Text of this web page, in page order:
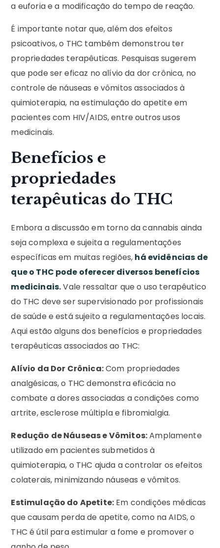
a euforia e a modificação do tempo de reação.
É importante notar que, além dos efeitos
psicoativos, o THC também demonstrou ter
propriedades terapêuticas. Pesquisas sugerem
que pode ser eficaz no alívio da dor crônica, no
controle de náuseas e vômitos associados à
quimioterapia, na estimulação do apetite em
pacientes com HIV/AIDS, entre outros usos
medicinais.
Benefícios e
propriedades
terapêuticas do THC
Embora a discussão em torno da cannabis ainda
seja complexa e sujeita a regulamentações
específicas em muitas regiões, há evidências de
que o THC pode oferecer diversos benefícios
medicinais.Vale ressaltar que o uso terapêutico
do THC deve ser supervisionado por profissionais
de saúde e está sujeito a regulamentações locais.
Aqui estão alguns dos benefícios e propriedades
terapêuticas associados ao THC:
Alívio da Dor Crônica:Com propriedades
analgésicas, o THC demonstra eficácia no
combate a dores associadas a condições como
artrite, esclerose múltipla e fibromialgia.
Redução de Náuseas e Vômitos:Amplamente
utilizado em pacientes submetidos à
quimioterapia, o THC ajuda a controlar os efeitos
colaterais, minimizando náuseas e vômitos.
Estimulação do Apetite: Em condições médicas
que causam perda de apetite, como na AIDS, o
THC é útil para estimular a fome e promover o